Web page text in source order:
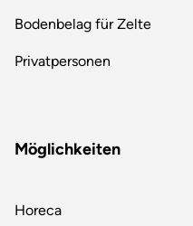
Bodenbelag für Zelte
Privatpersonen
Möglichkeiten
Horeca